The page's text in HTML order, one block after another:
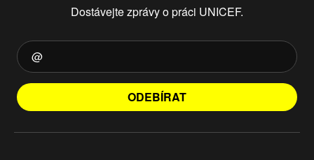
Dostávejte zprávy o práci UNICEF.
ODEBÍRAT